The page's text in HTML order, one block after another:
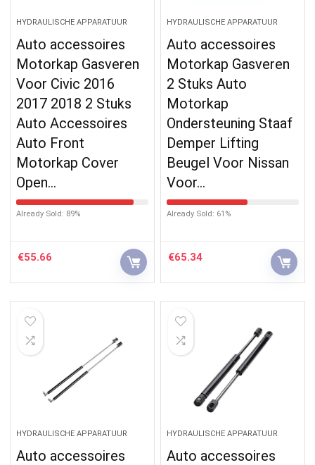
HYDRAULISCHE APPARATUUR
Auto accessoires
Motorkap Gasveren
Voor Civic 2016
2017 2018 2 Stuks
Auto Accessoires
Auto Front
Motorkap Cover
Open…
Already Sold: 89%
€55.66
HYDRAULISCHE APPARATUUR
Auto accessoires
Motorkap Gasveren
2 Stuks Auto
Motorkap
Ondersteuning Staaf
Demper Lifting
Beugel Voor Nissan
Voor…
Already Sold: 61%
€65.34
HYDRAULISCHE APPARATUUR
Auto accessoires
HYDRAULISCHE APPARATUUR
Auto accessoires